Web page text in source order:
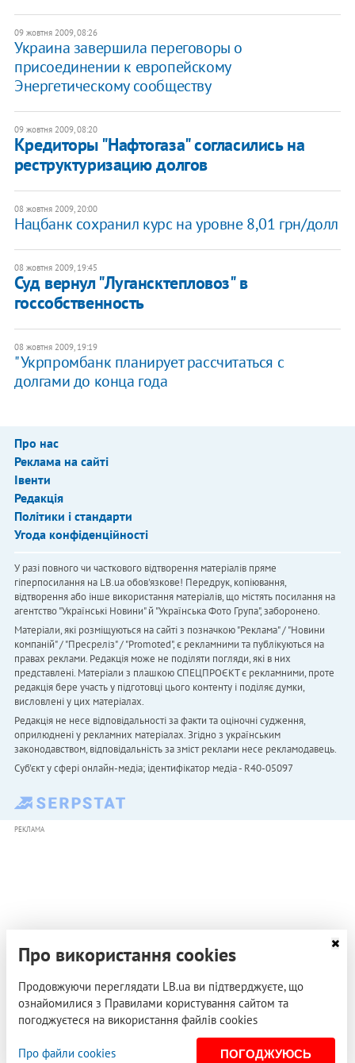
09 жовтня 2009, 08:26
Украина завершила переговоры о
присоединении к европейскому
Энергетическому сообществу
09 жовтня 2009, 08:20
Кредиторы "Нафтогаза" согласились на
реструктуризацию долгов
08 жовтня 2009, 20:00
Нацбанк сохранил курс на уровне 8,01 грн/долл
08 жовтня 2009, 19:45
Суд вернул "Лугансктепловоз" в
госсобственность
08 жовтня 2009, 19:19
"Укрпромбанк планирует рассчитаться с
долгами до конца года
Про нас
Реклама на сайті
Івенти
Редакція
Політики і стандарти
Угода конфіденційності
У разі повного чи часткового відтворення матеріалів пряме
гіперпосилання на LB.ua обов'язкове! Передрук, копіювання,
відтворення або інше використання матеріалів, що містять посилання на
агентство "Українськi Новини" й "Українська Фото Група", заборонено.
Матеріали, які розміщуються на сайті з позначкою "Реклама" / "Новини
компаній" / "Пресреліз" / "Promoted", є рекламними та публікуються на
правах реклами. Редакція може не поділяти погляди, які в них
представлені. Матеріали з плашкою СПЕЦПРОЄКТ є рекламними, проте
редакція бере участь у підготовці цього контенту і поділяє думки,
висловлені у цих матеріалах.
Редакція не несе відповідальності за факти та оціночні судження,
оприлюднені у рекламних матеріалах. Згідно з українським
законодавством, відповідальність за зміст реклами несе рекламодавець.
Cуб'єкт у сфері онлайн-медіа; ідентифікатор медіа - R40-05097
РЕКЛАМА
Про використання cookies
Продовжуючи переглядати LB.ua ви підтверджуєте, що
ознайомилися з Правилами користування сайтом та
погоджуєтеся на використання файлів cookies
Про файли cookies ПОГОДЖУЮСЬ